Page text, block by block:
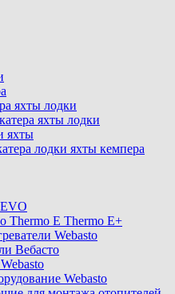
яхты лодки
яхты лодки
яхты
лодки яхты кемпера
Thermo E Thermo E+
Webasto
Вебасто
Webasto